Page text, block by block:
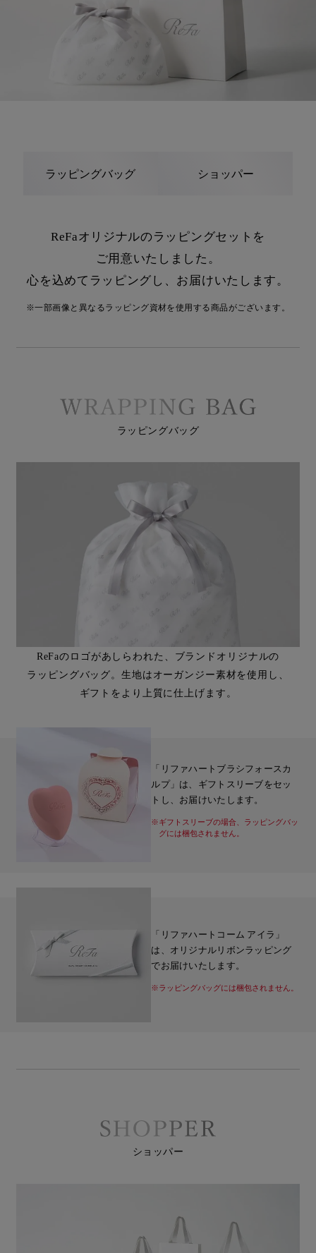
ラッピングバッグ ショッパー
ReFaオリジナルのラッピングセットを
ご用意いたしました。
心を込めてラッピングし、お届けいたします。
※一部画像と異なるラッピング資材を使用する商品がございます。
ラッピングバッグ
ReFaのロゴがあしらわれた、ブランドオリジナルの
ラッピングバッグ。生地はオーガンジー素材を使用し、
ギフトをより上質に仕上げます。
「リファハートブラシフォースカ
ルプ」は、ギフトスリーブをセッ
トし、お届けいたします。
※ギフトスリーブの場合、ラッピングバッ
グには梱包されません。
「リファハートコーム アイラ」
は、オリジナルリボンラッピング
でお届けいたします。
※ラッピングバッグには梱包されません。
ショッパー